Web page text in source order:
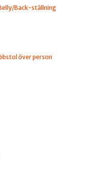
Back-ställning
över person